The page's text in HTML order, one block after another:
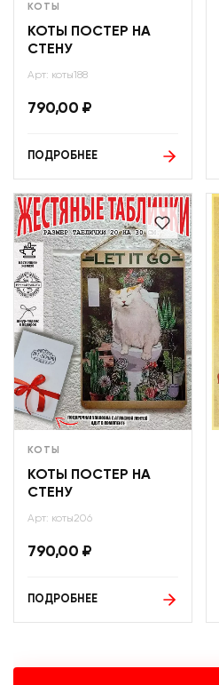
КОТЫ
КОТЫ ПОСТЕР НА
СТЕНУ
Арт: коты188
790,00 ₽
ПОДРОБНЕЕ
КОТЫ
КОТЫ ПОСТЕР НА
СТЕНУ
Арт: коты206
790,00 ₽
ПОДРОБНЕЕ